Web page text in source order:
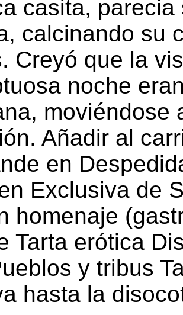
casita,
calcinando su
Creyó que la
noche
moviéndose
Añadir al
en
Exclusiva de
homenaje
Tarta erótica
y tribus
hasta la